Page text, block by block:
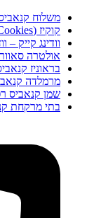
משלוח קנאביס
קוקיז (Cookies)
וודינג קייק –
אולטרה סאוור
בראוניז קנאביס
מרמלדה
שמן קנאביס
בתי מרקחת